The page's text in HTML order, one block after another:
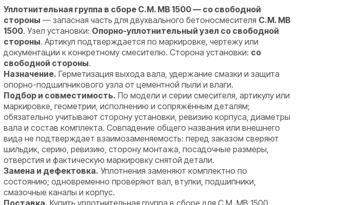
Уплотнительная группа в сборе C.M. MB 1500 — со свободной
стороны — запасная часть для двухвального бетоносмесителя C.M. MB
1500. Узел установки: Опорно-уплотнительный узел со свободной
стороны. Артикул подтверждается по маркировке, чертежу или
документации к конкретному смесителю. Сторона установки: со
свободной стороны.
Назначение. Герметизация выхода вала, удержание смазки и защита
опорно-подшипникового узла от цементной пыли и влаги.
Подбор и совместимость. По модели и серии смесителя, артикулу или
маркировке, геометрии, исполнению и сопряжённым деталям;
обязательно учитывают сторону установки, ревизию корпуса, диаметры
вала и состав комплекта. Совпадение общего названия или внешнего
вида не подтверждает взаимозаменяемость: перед заказом сверяют
шильдик, серию, ревизию, сторону монтажа, посадочные размеры,
отверстия и фактическую маркировку снятой детали.
Замена и дефектовка. Уплотнения заменяют комплектно по
состоянию; одновременно проверяют вал, втулки, подшипники,
смазочные каналы и корпус.
Поставка. Купить уплотнительная группа в сборе для C.M. MB 1500